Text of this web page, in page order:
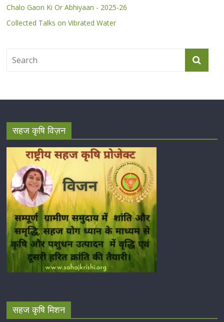
Chalo Gaon Ki Or Abhiyaan - 2025-26
Collected Talks on Vibrated Water
सहज कृषि विज़न
सहज कृषि मिशन